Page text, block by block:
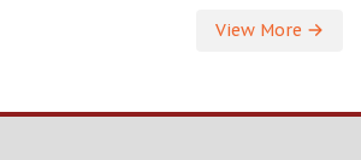
View More